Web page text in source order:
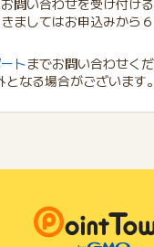
問い合わせを受け付け
ましてはお申込みから
トまでお問い合わせく
なる場合がございます。